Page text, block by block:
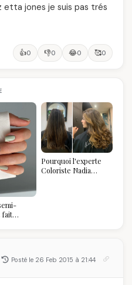
jones je suis pas trés
👍0 👎0 😂0 🥰0
fait
Pourquoi l'experte
Coloriste Nadia
Posté le 26 Feb 2015 à 21:44